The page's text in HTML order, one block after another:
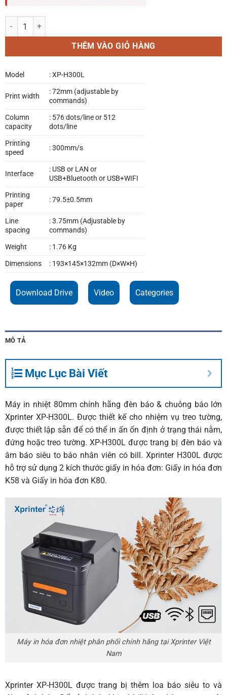
Máy in nhiệt 80mm chính hãng đèn báo chuông báo lớn Xprinter XP-
THÊM VÀO GIỎ HÀNG
Model : XP-H300L
Print width
: 72mm (adjustable by
commands)
Column
capacity
: 576 dots/line or 512
dots/line
Printing
speed
: 300mm/s
Interface
: USB or LAN or
USB+Bluetooth or USB+WIFI
Printing
paper
: 79.5±0.5mm
Line
spacing
: 3.75mm (Adjustable by
commands)
Weight
: 1.76 Kg
Dimensions
: 193×145×132mm (D×W×H)
Download Drive Video Categories
MÔ TẢ
Mục Lục Bài Viết
Máy in nhiệt 80mm chính hãng đèn báo & chuông báo lớn
Xprinter XP-H300L. Được thiết kế cho nhiệm vụ treo tường,
được thiết lập sẵn để có thể in ấn ổn định ở trạng thái nằm,
đứng hoặc treo tường. XP-H300L được trang bị đèn báo và
âm báo siêu to báo nhân viên có bill. Xprinter H300L được
hỗ trợ sử dụng 2 kích thước giấy in hóa đơn: Giấy in hóa đơn
K58 và Giấy in hóa đơn K80.
Máy in hóa đơn nhiệt phân phối chính hãng tại Xprinter Việt
Nam
XprinterXP-H300L được trang bị thêm loa báo siêu to và